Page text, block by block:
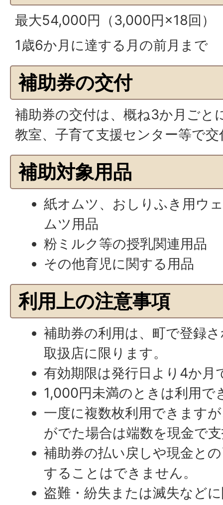
最大54,000円（3,000円×18回）
1歳6か月に達する月の前月まで
補助券の交付
補助券の交付は、概ね3か月ごと
教室、子育て支援センター等で
補助対象用品
紙オムツ、おしりふき用ウ
ムツ用品
粉ミルク等の授乳関連用品
その他育児に関する用品
利用上の注意事項
補助券の利用は、町で登録
取扱店に限ります。
有効期限は発行日より4か月
1,000円未満のときは利用で
一度に複数枚利用できます
がでた場合は端数を現金で
補助券の払い戻しや現金と
することはできません。
盗難・紛失または滅失など